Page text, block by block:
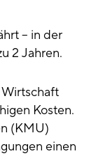
– in der
2 Jahren.
Kosten.
(KMU)
einen